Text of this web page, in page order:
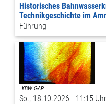
Historisches
Technikgeschichte im
Führung
So., 18.10.2026 - 11:15 Uhr